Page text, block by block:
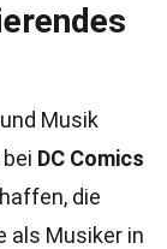
Musik
DC Comics
die
als Musiker in